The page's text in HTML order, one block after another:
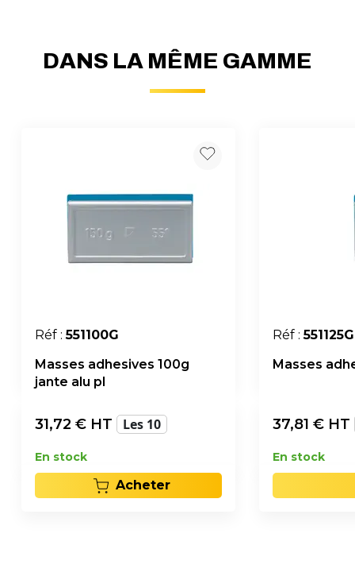
DANS LA MÊME GAMME
Réf :551100G
Masses adhesives 100g
jante alu pl
31,72 € HT Les 10
En stock
Acheter
Réf :551125G
Masses
37,81 € HT
En stock